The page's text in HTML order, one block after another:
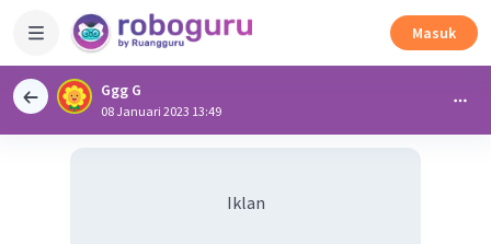
Masuk
Ggg G
08 Januari 2023 13:49
Iklan